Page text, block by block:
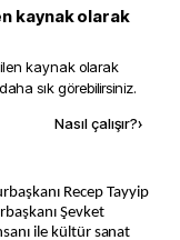
kaynak olarak
kaynak olarak
sık görebilirsiniz.
Nasıl çalışır?›
Şevket
ile kültür sanat